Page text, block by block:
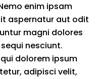
enim ipsam
aspernatur aut odit
magni dolores
nesciunt.
dolorem ipsum
adipisci velit,